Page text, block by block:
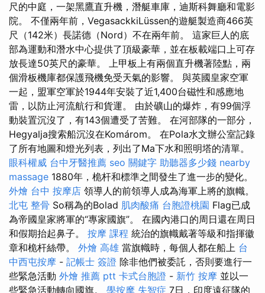
尺的中庭，一架黑鷹直升機，潛艇車庫，迪斯科舞廳和電影
院。 不僅兩年前，VegasackkiLüssen的遊艇製造商466英
尺（142米）長諾德（Nord）不在兩年前。 這家巨人的底
部為運動和潛水中心提供了頂級豪華，並在板載端口上可存
放長達50英尺的豪華。 上甲板上有兩個直升機著陸點，兩
個滑板機庫都保護飛機免受天氣的影響。 與英國皇家空軍
一起，盟軍空軍於1944年安裝了近1,400台磁性和感應地
雷，以防止河流航行和貨運。 由於礦山的爆炸，有99個浮
動裝置沉沒了，有143個遭受了苦難。 在河部隊的一部分，
Hegyalja搜索船沉沒在Komárom。 在Pola水文辦公室記錄
了所有地圖和燈光列表，列出了Ma下水和照明塔的清單。
眼科權威 台中牙醫推薦 seo 關鍵字 助聽器多少錢 nearby
massage 1880年，桅杆和標準之間發生了進一步的變化。
外燴 台中 按摩店 領導人的前領導人成為海軍上將的旗幟。
北屯 整骨 So稱為的Bolad 肌肉酸痛 台胞證桃園 Flag已成
為帝國皇家將軍的“專家國旗”。 在國內港口的周日還在周日
和假期抬起鼻子。 按摩 課程 統治的旗幟戴著等級和指揮徽
章和桅杆絲帶。 外燴 高雄 當旗幟時，每個人都在船上 台
中西屯按摩 - 記帳士 簽證 除非他們被委託，否則要進行一
些緊急活動 外燴 推薦 ptt 卡式台胞證 - 新竹 按摩 並以一
些緊急活動轉向國旗。 學按摩 失智症 7日，印度遠征隊的